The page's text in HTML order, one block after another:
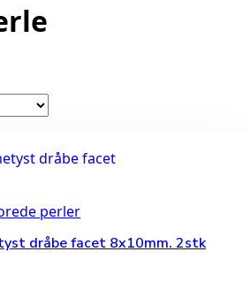
perler
dråbe facet 8x10mm. 2stk